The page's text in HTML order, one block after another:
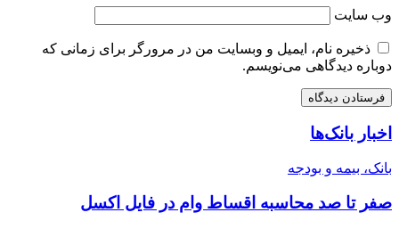
وب‌ سایت
ذخیره نام، ایمیل و وبسایت من در مرورگر برای زمانی که
دوباره دیدگاهی می‌نویسم.
اخبار بانک‌ها
بانک، بیمه و بودجه
صفر تا صد محاسبه اقساط وام در فایل اکسل